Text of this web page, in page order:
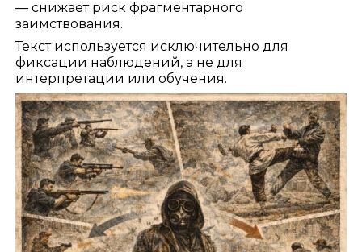
— снижает риск фрагментарного
заимствования.
Текст используется исключительно для
фиксации наблюдений, а не для
интерпретации или обучения.